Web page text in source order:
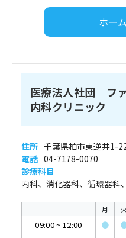
ホー
医療法人社団 フ
内科クリニック
住所 千葉県柏市東逆井1-
電話 04-7178-0070
診療科目
内科、消化器科、循環器科
月 火
09:00~ 12:00 ●